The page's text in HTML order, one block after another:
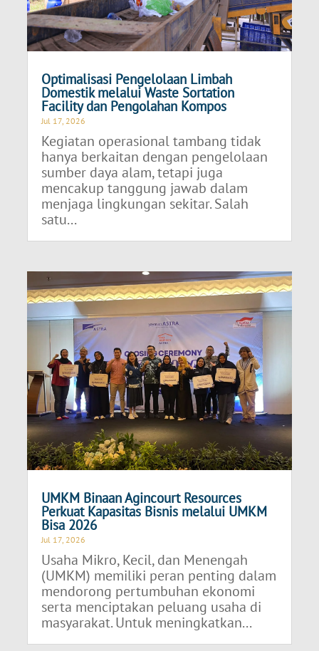
Optimalisasi Pengelolaan Limbah
Domestik melalui Waste Sortation
Facility dan Pengolahan Kompos
Jul 17, 2026
Kegiatan operasional tambang tidak
hanya berkaitan dengan pengelolaan
sumber daya alam, tetapi juga
mencakup tanggung jawab dalam
menjaga lingkungan sekitar. Salah
satu...
UMKM Binaan Agincourt Resources
Perkuat Kapasitas Bisnis melalui UMKM
Bisa 2026
Jul 17, 2026
Usaha Mikro, Kecil, dan Menengah
(UMKM) memiliki peran penting dalam
mendorong pertumbuhan ekonomi
serta menciptakan peluang usaha di
masyarakat. Untuk meningkatkan...